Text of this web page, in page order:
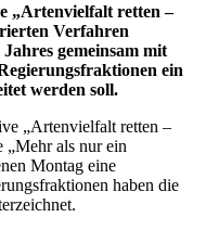
„Artenvielfalt retten –
Verfahren
gemeinsam mit
ein
werden soll.
„Artenvielfalt retten –
als nur ein
Montag eine
haben die